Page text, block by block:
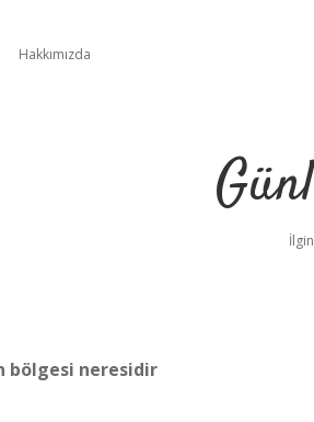
Hakkımızda
bölgesi neresidir